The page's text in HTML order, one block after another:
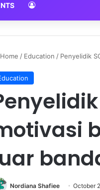
Home / Education / Penyelidik
Nordiana Shafiee October